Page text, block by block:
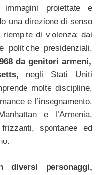
proiettate e
una direzione di senso
di violenza: dai
politiche presidenziali.
da genitori armeni,
negli Stati Uniti
molte discipline,
e l’insegnamento.
e l’Armenia,
spontanee ed
diversi personaggi,